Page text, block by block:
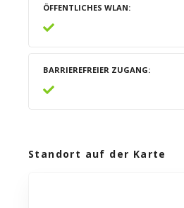
ÖFFENTLICHES WLAN
BARRIEREFREIER ZUGANG
Standort auf der Karte